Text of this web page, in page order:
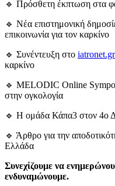
🔹 Πρόσθετη έκπτωση στα
🔹 Νέα επιστημονική
επικοινωνία για τον καρκίνο
🔹 Συνέντευξη στο iatronet.gr
καρκίνο
🔹 MELODIC Online
στην ογκολογία
🔹 Η ομάδα Κάπα3 στον 4ο
🔹 Άρθρο για την
Ελλάδα
Συνεχίζουμε να
ενδυναμώνουμε.